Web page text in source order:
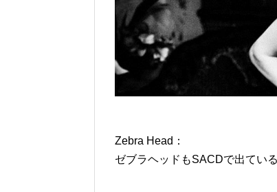
Zebra Head：
ゼブラヘッドもSACDで出てい